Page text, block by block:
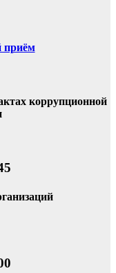
приём
коррупционной